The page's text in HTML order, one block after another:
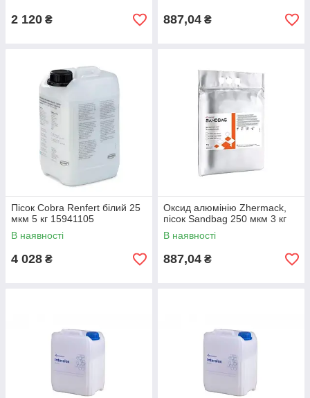
2 120 ₴ 887,04 ₴
Пісок Cobra Renfert білий 25
мкм 5 кг 15941105
В наявності
4 028 ₴
Оксид алюмінію Zhermack,
пісок Sandbag 250 мкм 3 кг
В наявності
887,04 ₴